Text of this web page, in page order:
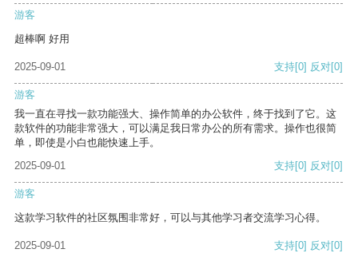
游客
超棒啊 好用
2025-09-01 支持[0] 反对[0]
游客
我一直在寻找一款功能强大、操作简单的办公软件，终于找到了它。这
款软件的功能非常强大，可以满足我日常办公的所有需求。操作也很简
单，即使是小白也能快速上手。
2025-09-01
支持[0] 反对[0]
游客
这款学习软件的社区氛围非常好，可以与其他学习者交流学习心得。
2025-09-01 支持[0] 反对[0]